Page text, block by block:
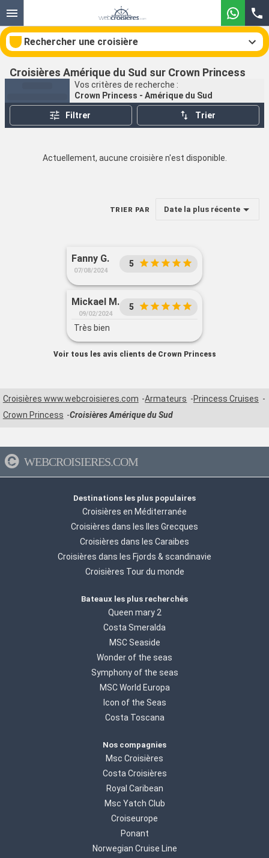
Rechercher une croisière
Nos destinations
Ports Compagnies
Croisières Amérique du Sud sur Crown Princess
Vos critères de recherche :
Crown Princess - Amérique du Sud
Filtrer Trier
Actuellement, aucune croisière n'est disponible.
TRIER PAR Date la plus récente
Fanny G.
07/08/2024
5
Mickael M.
09/02/2024
5
Très bien
Voir tous les avis clients de Crown Princess
Croisières www.webcroisieres.com Armateurs
Princess Cruises
Crown Princess
Croisières Amérique du Sud
WEBCROISIERES.COM
Destinations les plus populaires
Croisières en Méditerranée
Croisières dans les Iles Grecques
Croisières dans les Caraibes
Croisières dans les Fjords & scandinavie
Croisières Tour du monde
Bateaux les plus recherchés
Queen mary 2
Costa Smeralda
MSC Seaside
Wonder of the seas
Symphony of the seas
MSC World Europa
Icon of the Seas
Costa Toscana
Nos compagnies
Msc Croisières
Costa Croisières
Royal Caribean
Msc Yatch Club
Croiseurope
Ponant
Norwegian Cruise Line